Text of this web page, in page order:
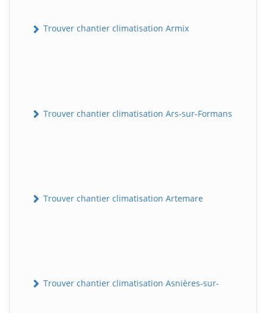
Trouver chantier climatisation Armix
Trouver chantier climatisation Ars-sur-Formans
Trouver chantier climatisation Artemare
Trouver chantier climatisation Asnières-sur-